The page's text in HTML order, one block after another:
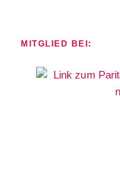
MITGLIED BEI: